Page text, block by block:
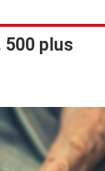
500 plus